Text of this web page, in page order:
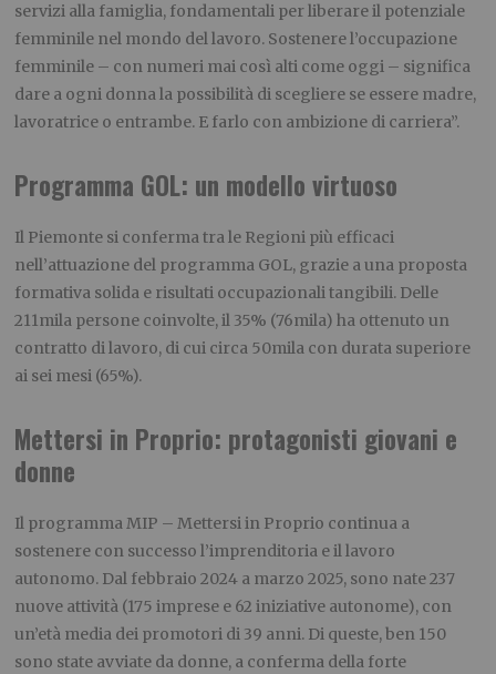
servizi alla famiglia, fondamentali per liberare il potenziale
femminile nel mondo del lavoro. Sostenere l’occupazione
femminile – con numeri mai così alti come oggi – significa
dare a ogni donna la possibilità di scegliere se essere madre,
lavoratrice o entrambe. E farlo con ambizione di carriera”.
Programma GOL: un modello virtuoso
Il Piemonte si conferma tra le Regioni più efficaci
nell’attuazione del programma GOL, grazie a una proposta
formativa solida e risultati occupazionali tangibili. Delle
211mila persone coinvolte, il 35% (76mila) ha ottenuto un
contratto di lavoro, di cui circa 50mila con durata superiore
ai sei mesi (65%).
Mettersi in Proprio: protagonisti giovani e
donne
Il programma MIP – Mettersi in Proprio continua a
sostenere con successo l’imprenditoria e il lavoro
autonomo. Dal febbraio 2024 a marzo 2025, sono nate 237
nuove attività (175 imprese e 62 iniziative autonome), con
un’età media dei promotori di 39 anni. Di queste, ben 150
sono state avviate da donne, a conferma della forte